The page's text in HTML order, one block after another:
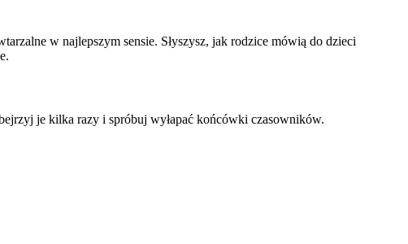
w najlepszym sensie. Słyszysz, jak rodzice mówią do dzieci
je kilka razy i spróbuj wyłapać końcówki czasowników.